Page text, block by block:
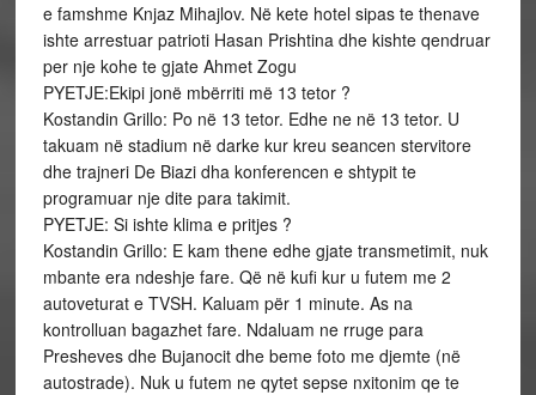
e famshme Knjaz Mihajlov. Në kete hotel sipas te thenave
ishte arrestuar patrioti Hasan Prishtina dhe kishte qendruar
per nje kohe te gjate Ahmet Zogu
PYETJE:Ekipi jonë mbërriti më 13 tetor ?
Kostandin Grillo: Po në 13 tetor. Edhe ne në 13 tetor. U
takuam në stadium në darke kur kreu seancen stervitore
dhe trajneri De Biazi dha konferencen e shtypit te
programuar nje dite para takimit.
PYETJE: Si ishte klima e pritjes ?
Kostandin Grillo: E kam thene edhe gjate transmetimit, nuk
mbante era ndeshje fare. Që në kufi kur u futem me 2
autoveturat e TVSH. Kaluam për 1 minute. As na
kontrolluan bagazhet fare. Ndaluam ne rruge para
Presheves dhe Bujanocit dhe beme foto me djemte (në
autostrade). Nuk u futem ne qytet sepse nxitonim qe te